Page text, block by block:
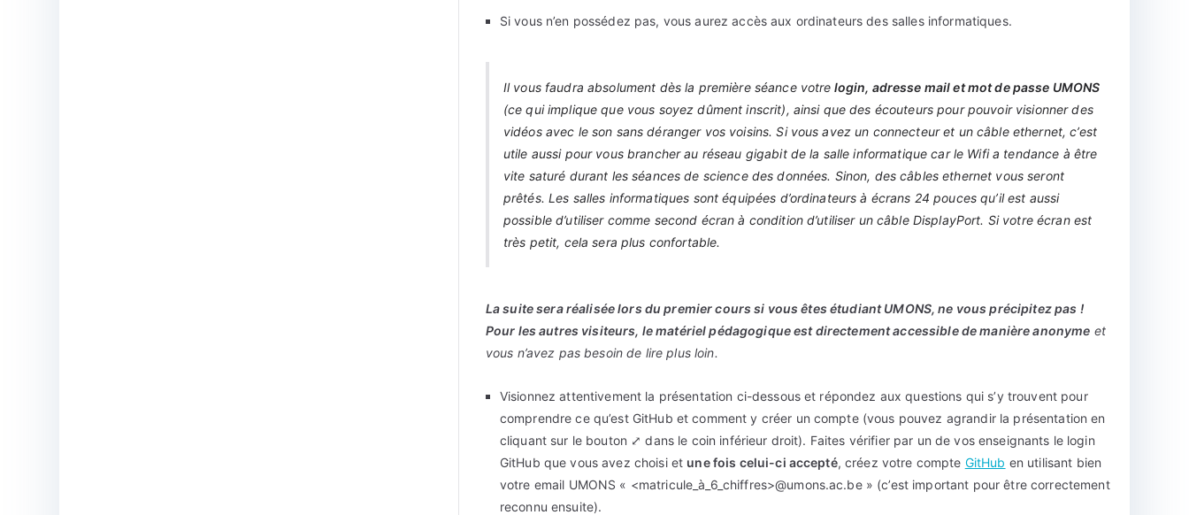
Si vous n’en possédez pas, vous aurez accès aux ordinateurs des salles informatiques.
Il vous faudra absolument dès la première séance votre login, adresse mail et mot de passe UMONS
(ce qui implique que vous soyez dûment inscrit), ainsi que des écouteurs pour pouvoir visionner des
vidéos avec le son sans déranger vos voisins. Si vous avez un connecteur et un câble ethernet, c’est
utile aussi pour vous brancher au réseau gigabit de la salle informatique car le Wifi a tendance à être
vite saturé durant les séances de science des données. Sinon, des câbles ethernet vous seront
prêtés. Les salles informatiques sont équipées d’ordinateurs à écrans 24 pouces qu’il est aussi
possible d’utiliser comme second écran à condition d’utiliser un câble DisplayPort. Si votre écran est
très petit, cela sera plus confortable.
La suite sera réalisée lors du premier cours si vous êtes étudiant UMONS, ne vous précipitez pas !
Pour les autres visiteurs, le matériel pédagogique est directement accessible de manière anonyme et
vous n’avez pas besoin de lire plus loin.
Visionnez attentivement la présentation ci-dessous et répondez aux questions qui s’y trouvent pour
comprendre ce qu’est GitHub et comment y créer un compte (vous pouvez agrandir la présentation en
cliquant sur le bouton ⤢ dans le coin inférieur droit). Faites vérifier par un de vos enseignants le login
GitHub que vous avez choisi et une fois celui-ci accepté, créez votre compte GitHub en utilisant bien
votre email UMONS « <matricule_à_6_chiffres>@umons.ac.be » (c’est important pour être correctement
reconnu ensuite).